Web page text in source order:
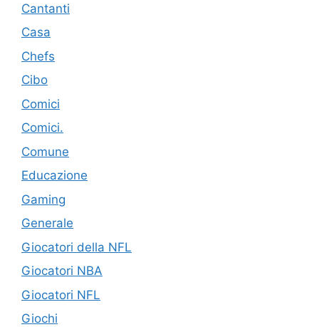
Cantanti
Casa
Chefs
Cibo
Comici
Comici.
Comune
Educazione
Gaming
Generale
Giocatori della NFL
Giocatori NBA
Giocatori NFL
Giochi